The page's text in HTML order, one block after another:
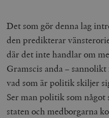
Det som gör denna lag
den predikterar
där det inte handlar om
Gramscis anda –
vad som är politik skiljer
Ser man politik som
staten och medborgarna